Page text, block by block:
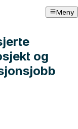
Meny
og